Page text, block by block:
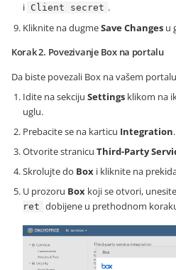
i Client secret .
Kliknite na dugmeSave Changes u
Korak 2. Povezivanje Box na portalu
Da biste povezali Box na vašem
Idite na sekciju Settings klikom na
uglu.
Prebacite se na karticu Integration.
Otvorite stranicu Third-Party
Skrolujte do Box i kliknite na
U prozoru Box koji se otvori, unesite
ret dobijene u prethodnom